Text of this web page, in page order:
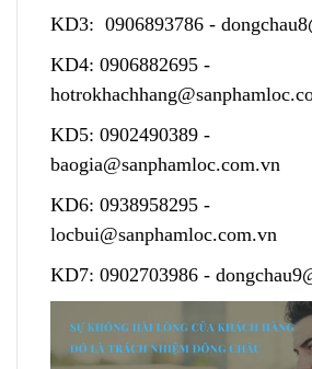
KD3: 0906893786 -
KD4: 0906882695 -
KD5: 0902490389 -
baogia@sanphamloc.com.vn
KD6: 0938958295 -
locbui@sanphamloc.com.vn
KD7: 0902703986 -